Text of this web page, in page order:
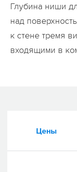
Глубина ниши
над
к стене тремя
входящими в
Цены